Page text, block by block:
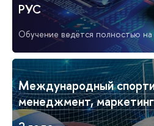
РУС
Обучение ведётся полностью на
Международный
менеджмент,